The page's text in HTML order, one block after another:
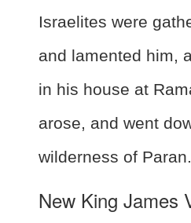
Israelites were
and lamented him,
in his house at
arose, and went
wilderness of Paran.
New King James